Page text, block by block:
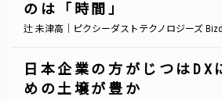
のは「時間」
辻 未津高｜ピクシーダストテクノロジーズ
日本企業の方がじつはDX
めの土壌が豊か